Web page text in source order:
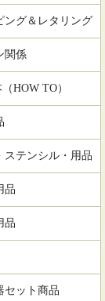
ング＆レタリング
関係
HOW TO）
ステンシル・用品
品
品
セット商品